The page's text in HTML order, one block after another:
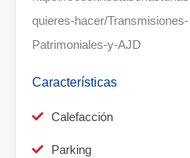
quieres-hacer/Transmisiones-
Patrimoniales-y-AJD
Características
Calefacción
Parking